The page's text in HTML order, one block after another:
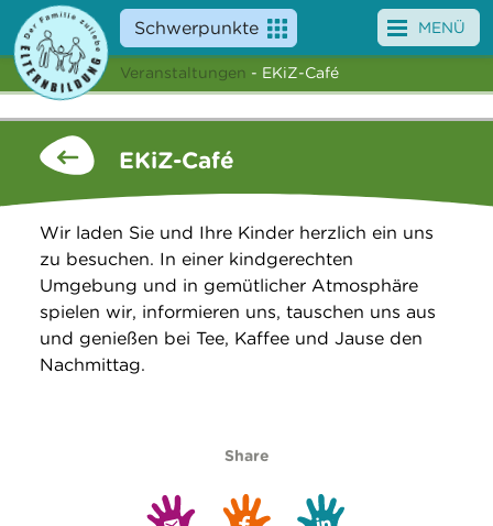
Schwerpunkte
Angebote
Veranstaltungen
Service
Über uns
Suche
MENÜ
Veranstaltungen - EKiZ-Café
EKiZ-Café
Wir laden Sie und Ihre Kinder herzlich ein uns
zu besuchen. In einer kindgerechten
Umgebung und in gemütlicher Atmosphäre
spielen wir, informieren uns, tauschen uns aus
und genießen bei Tee, Kaffee und Jause den
Nachmittag.
Share